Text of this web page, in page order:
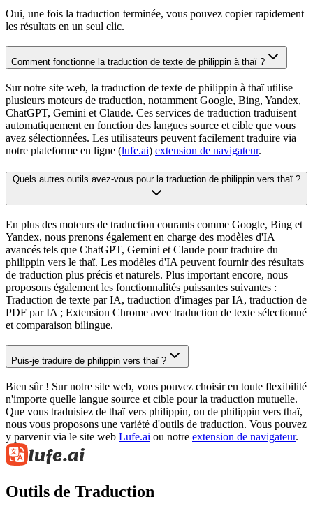
Oui, une fois la traduction terminée, vous pouvez copier rapidement
les résultats en un seul clic.
Comment fonctionne la traduction de texte de philippin à thaï ?
Sur notre site web, la traduction de texte de philippin à thaï utilise
plusieurs moteurs de traduction, notamment Google, Bing, Yandex,
ChatGPT, Gemini et Claude. Ces services de traduction traduisent
automatiquement en fonction des langues source et cible que vous
avez sélectionnées. Les utilisateurs peuvent facilement traduire via
notre plateforme en ligne (lufe.ai) extension de navigateur.
Quels autres outils avez-vous pour la traduction de philippin vers thaï ?
En plus des moteurs de traduction courants comme Google, Bing et
Yandex, nous prenons également en charge des modèles d'IA
avancés tels que ChatGPT, Gemini et Claude pour traduire du
philippin vers le thaï. Les modèles d'IA peuvent fournir des résultats
de traduction plus précis et naturels. Plus important encore, nous
proposons également les fonctionnalités puissantes suivantes :
Traduction de texte par IA, traduction d'images par IA, traduction de
PDF par IA ; Extension Chrome avec traduction de texte sélectionné
et comparaison bilingue.
Puis-je traduire de philippin vers thaï ?
Bien sûr ! Sur notre site web, vous pouvez choisir en toute flexibilité
n'importe quelle langue source et cible pour la traduction mutuelle.
Que vous traduisiez de thaï vers philippin, ou de philippin vers thaï,
nous vous proposons une variété d'outils de traduction. Vous pouvez
y parvenir via le site web Lufe.ai ou notre extension de navigateur.
Outils de Traduction